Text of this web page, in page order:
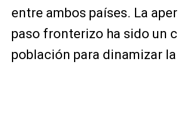
entre ambos países. La
paso fronterizo ha sido un
población para dinamizar